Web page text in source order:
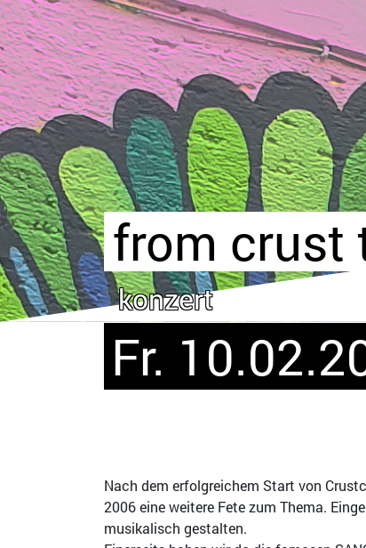
from crust
konzert
Fr.
Nach dem erfolgreichem Start von
2006 eine weitere Fete zum Thema.
musikalisch gestalten.